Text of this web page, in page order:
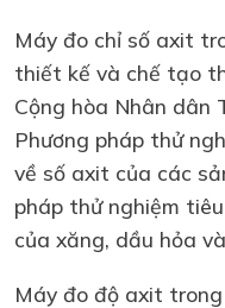
Máy đo chỉ số axit
thiết kế và chế tạo
Cộng hòa Nhân dân
Phương pháp thử
về số axit của các
pháp thử nghiệm
của xăng, dầu hỏa
Máy đo độ axit